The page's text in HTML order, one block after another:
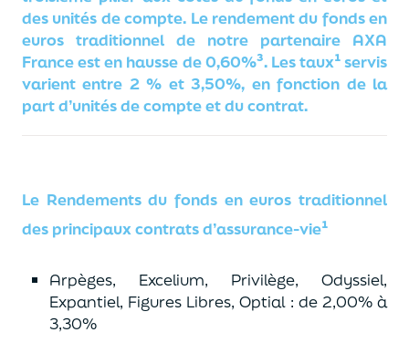
des unités de compte. Le rendement du fonds en
euros traditionnel de notre partenaire AXA
France est en hausse de 0,60%³. Les taux¹ servis
varient entre 2 % et 3,50%, en fonction de la
part d’unités de compte et du contrat.
Le Rendements du fonds en euros traditionnel
des principaux contrats d’assurance-vie¹
Arpèges, Excelium, Privilège, Odyssiel,
Expantiel, Figures Libres, Optial : de 2,00% à
3,30%